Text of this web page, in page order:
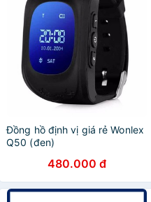
Đồng hồ định vị giá rẻ Wonlex
Q50 (đen)
480.000 đ